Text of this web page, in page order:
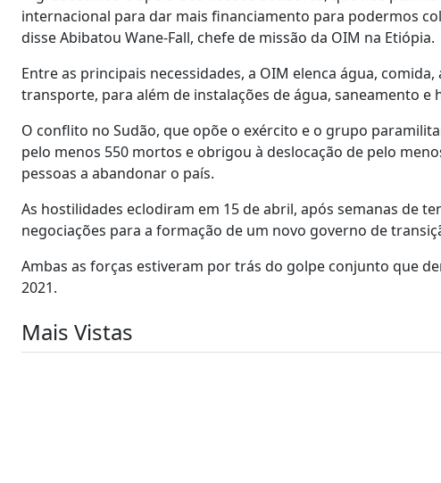
internacional para dar mais financiamento para podermos
disse Abibatou Wane-Fall, chefe de missão da OIM na Etiópia.
Entre as principais necessidades, a OIM elenca água,
transporte, para além de instalações de água, saneamento e
O conflito no Sudão, que opõe o exército e o grupo
pelo menos 550 mortos e obrigou à deslocação de pelo
pessoas a abandonar o país.
As hostilidades eclodiram em 15 de abril, após semanas de
negociações para a formação de um novo governo de
Ambas as forças estiveram por trás do golpe conjunto que
2021.
Mais Vistas